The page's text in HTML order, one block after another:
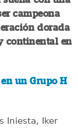
campeona
dorada
continental en
un Grupo H
Iniesta, Iker